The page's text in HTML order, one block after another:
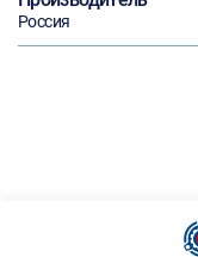
Россия